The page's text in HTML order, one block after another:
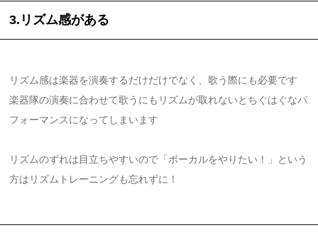
3.リズム感がある
リズム感は楽器を演奏するだけだけでなく、歌う際にも必要です
楽器隊の演奏に合わせて歌うにもリズムが取れないとちぐはぐなパ
フォーマンスになってしまいます
リズムのずれは目立ちやすいので「ボーカルをやりたい！」という
方はリズムトレーニングも忘れずに！